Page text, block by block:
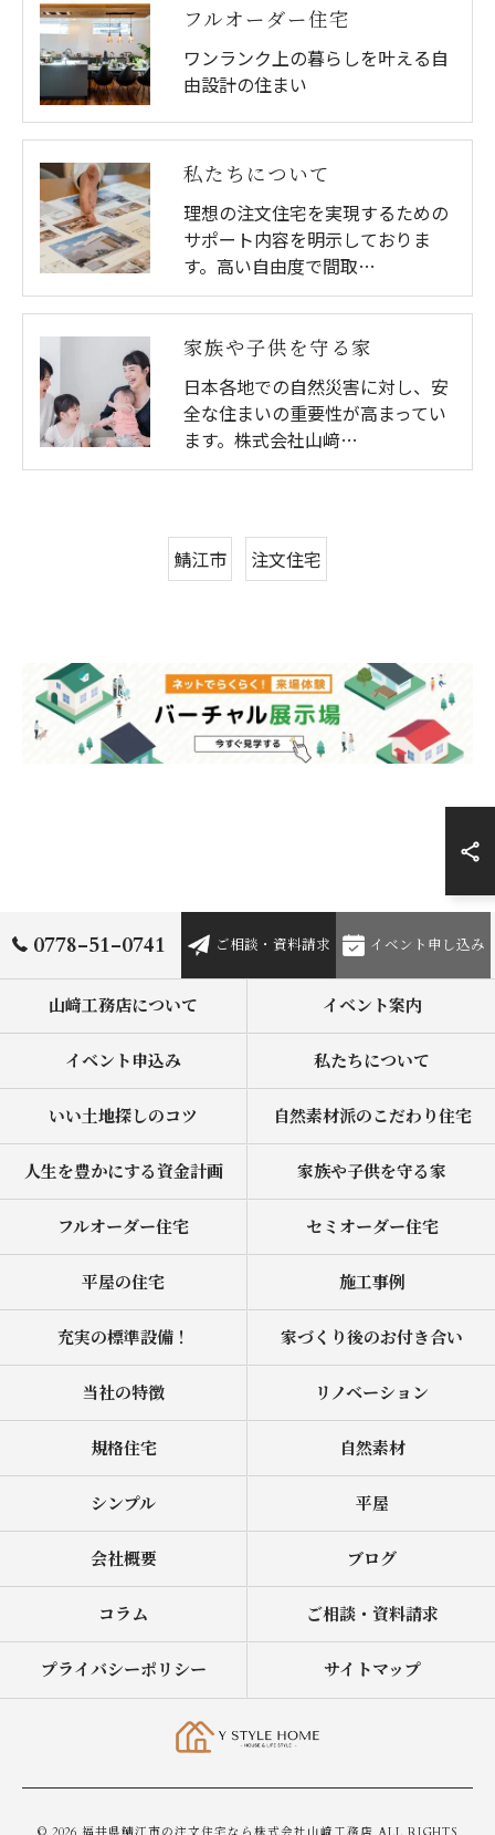
フルオーダー住宅
ワンランク上の暮らしを叶える自
由設計の住まい
私たちについて
理想の注文住宅を実現するための
サポート内容を明示しておりま
す。高い自由度で間取…
家族や子供を守る家
日本各地での自然災害に対し、安
全な住まいの重要性が高まってい
ます。株式会社山﨑…
鯖江市 注文住宅
0778-51-0741 ご相談・資料請求 イベント申し込み
山﨑工務店について イベント案内
イベント申込み 私たちについて
いい土地探しのコツ 自然素材派のこだわり住宅
人生を豊かにする資金計画 家族や子供を守る家
フルオーダー住宅 セミオーダー住宅
平屋の住宅 施工事例
充実の標準設備！ 家づくり後のお付き合い
当社の特徴 リノベーション
規格住宅 自然素材
シンプル 平屋
会社概要 ブログ
コラム ご相談・資料請求
プライバシーポリシー サイトマップ